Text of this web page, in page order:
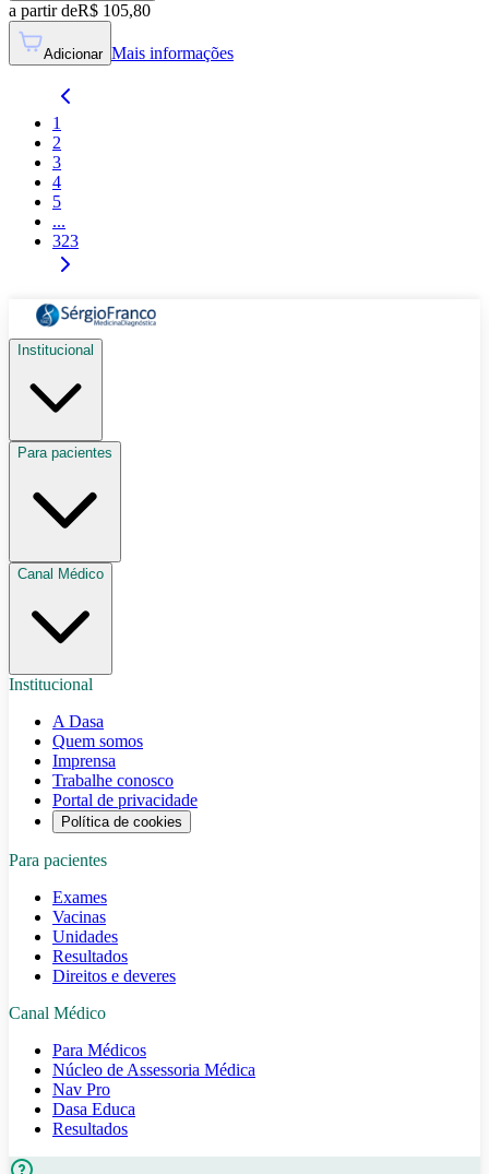
a partir deR$ 105,80
Adicionar Mais informações
1
2
3
4
5
...
323
Institucional
Para pacientes
Canal Médico
Institucional
A Dasa
Quem somos
Imprensa
Trabalhe conosco
Portal de privacidade
Política de cookies
Para pacientes
Exames
Vacinas
Unidades
Resultados
Direitos e deveres
Canal Médico
Para Médicos
Núcleo de Assessoria Médica
Nav Pro
Dasa Educa
Resultados